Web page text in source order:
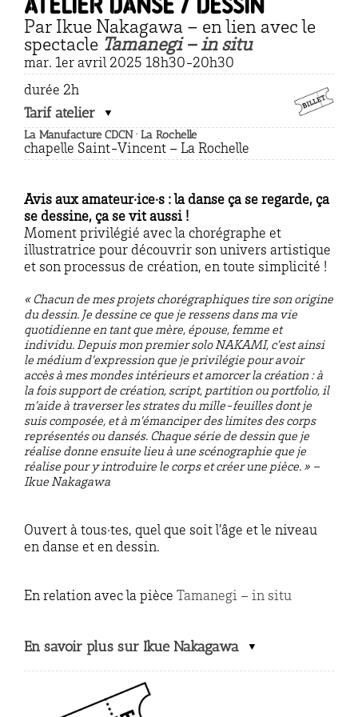
Atelier danse / dessin
Par Ikue Nakagawa – en lien avec le
spectacle Tamanegi – in situ
mar. 1er avril 2025 18h30-20h30
durée 2h
Tarif atelier
La Manufacture CDCN · La Rochelle
chapelle Saint-Vincent – La Rochelle
Avis aux amateur·ice·s : la danse ça se regarde, ça
se dessine, ça se vit aussi !
Moment privilégié avec la chorégraphe et
illustratrice pour découvrir son univers artistique
et son processus de création, en toute simplicité !
« Chacun de mes projets chorégraphiques tire son origine
du dessin. Je dessine ce que je ressens dans ma vie
quotidienne en tant que mère, épouse, femme et
individu. Depuis mon premier solo NAKAMI, c’est ainsi
le médium d’expression que je privilégie pour avoir
accès à mes mondes intérieurs et amorcer la création : à
la fois support de création, script, partition ou portfolio, il
m’aide à traverser les strates du mille-feuilles dont je
suis composée, et à m’émanciper des limites des corps
représentés ou dansés. Chaque série de dessin que je
réalise donne ensuite lieu à une scénographie que je
réalise pour y introduire le corps et créer une pièce. » –
Ikue Nakagawa
Ouvert à tous·tes, quel que soit l’âge et le niveau
en danse et en dessin.
En relation avec la pièce Tamanegi – in situ
En savoir plus sur Ikue Nakagawa